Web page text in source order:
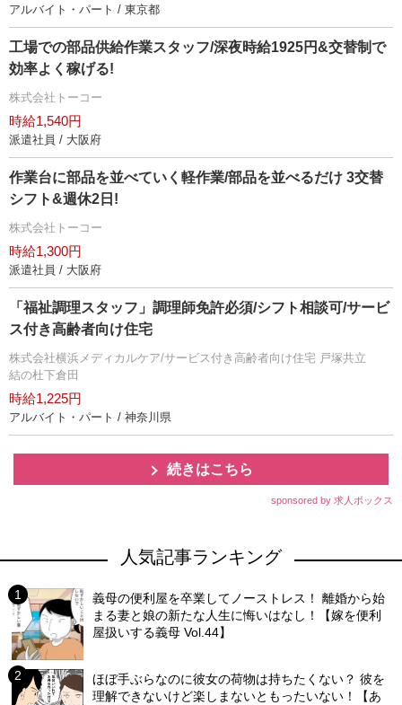
アルバイト・パート / 東京都
工場での部品供給作業スタッフ/深夜時給1925円&交替制で
効率よく稼げる!
株式会社トーコー
時給1,540円
派遣社員 / 大阪府
作業台に部品を並べていく軽作業/部品を並べるだけ 3交替
シフト&週休2日!
株式会社トーコー
時給1,300円
派遣社員 / 大阪府
「福祉調理スタッフ」調理師免許必須/シフト相談可/サービ
ス付き高齢者向け住宅
株式会社横浜メディカルケア/サービス付き高齢者向け住宅 戸塚共立
結の杜下倉田
時給1,225円
アルバイト・パート / 神奈川県
続きはこちら
sponsored by 求人ボックス
人気記事ランキング
義母の便利屋を卒業してノーストレス！ 離婚から始
まる妻と娘の新たな人生に悔いはなし！【嫁を便利
屋扱いする義母 Vol.44】
ほぼ手ぶらなのに彼女の荷物は持ちたくない？ 彼を
理解できないけど楽しまないともったいない！【あ